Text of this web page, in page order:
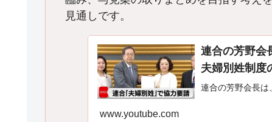
見通しです。
連合の芳野会
夫婦別姓制度
連合の芳野会長
www.youtube.com